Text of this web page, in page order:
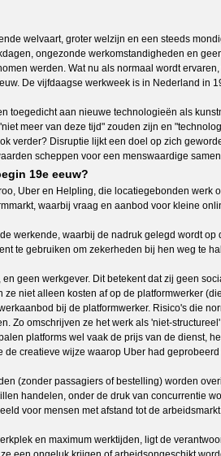
welvaart, groter welzijn en een steeds
ongezonde werkomstandigheden en
werden. Wat nu als normaal wordt
De vijfdaagse werkweek is in Nederland
aan nieuwe technologieën als
meer van deze tijd" zouden zijn en
Disruptie lijkt een doel op zich
scheppen voor een menswaardige
19e eeuw?
Uber en Helpling, die locatiegebonden
waarbij vraag en aanbod voor kleine
werkende, waarbij de nadruk gelegd wordt
te gebruiken om zekerheden bij hen weg te
geen werkgever. Dit betekent dat zij geen
niet alleen kosten af op de platformwerker
bij de platformwerker. Risico's die
Zo omschrijven ze het werk als 'niet-
platforms wel vaak de prijs van de dienst,
creatieve wijze waarop Uber had
(zonder passagiers of bestelling) worden
handelen, onder de druk van concurrentie
voor mensen met afstand tot de
en maximum werktijden, ligt de